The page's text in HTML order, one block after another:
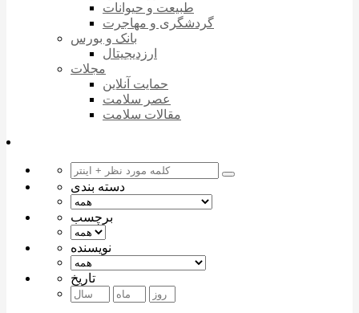
طبیعت و حیوانات
گردشگری و مهاجرت
بانک و بورس
ارزدیجیتال
مجلات
حمایت آنلاین
عصر سلامت
مقالات سلامت
دسته بندی
برچسب
نویسنده
تاریخ